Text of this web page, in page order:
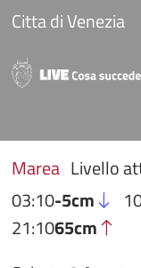
Salta al
Citta di Venezia
Marea Livello
03:10-5cm
21:1065cm